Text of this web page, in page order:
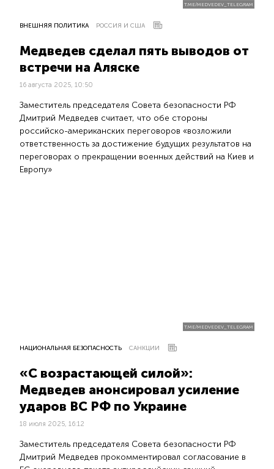
T.ME/MEDVEDEV_TELEGRAM
ВНЕШНЯЯ ПОЛИТИКА РОССИЯ И США
Медведев сделал пять выводов от
встречи на Аляске
16 августа 2025, 10:50
Заместитель председателя Совета безопасности РФ
Дмитрий Медведев считает, что обе стороны
российско-американских переговоров «возложили
ответственность за достижение будущих результатов на
переговорах о прекращении военных действий на Киев и
Европу»
T.ME/MEDVEDEV_TELEGRAM
НАЦИОНАЛЬНАЯ БЕЗОПАСНОСТЬ САНКЦИИ
«С возрастающей силой»:
Медведев анонсировал усиление
ударов ВС РФ по Украине
18 июля 2025, 16:12
Заместитель председателя Совета безопасности РФ
Дмитрий Медведев прокомментировал согласование в